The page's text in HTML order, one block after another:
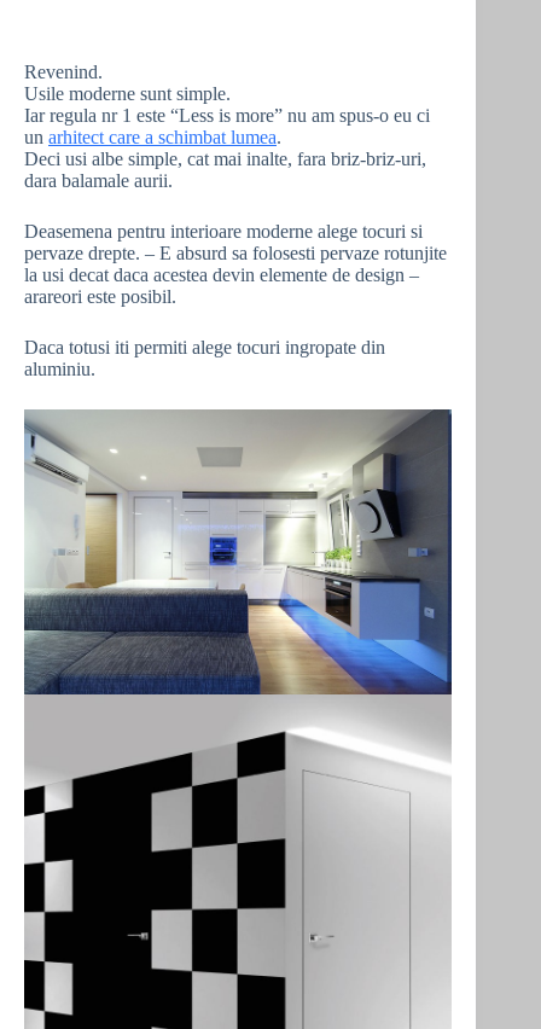
Revenind.
Usile moderne sunt simple.
Iar regula nr 1 este “Less is more” nu am spus-o eu ci
un arhitect care a schimbat lumea.
Deci usi albe simple, cat mai inalte, fara briz-briz-uri,
dara balamale aurii.
Deasemena pentru interioare moderne alege tocuri si
pervaze drepte. – E absurd sa folosesti pervaze rotunjite
la usi decat daca acestea devin elemente de design –
arareori este posibil.
Daca totusi iti permiti alege tocuri ingropate din
aluminiu.